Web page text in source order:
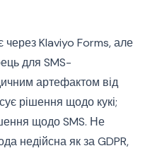
через Klaviyo Forms, але
для SMS-
артефактом від
рішення щодо кукі;
щодо SMS. Не
недійсна як за GDPR,